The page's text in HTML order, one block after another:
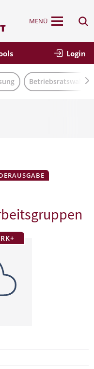
MENÜ
Login
Betriebsratswahl